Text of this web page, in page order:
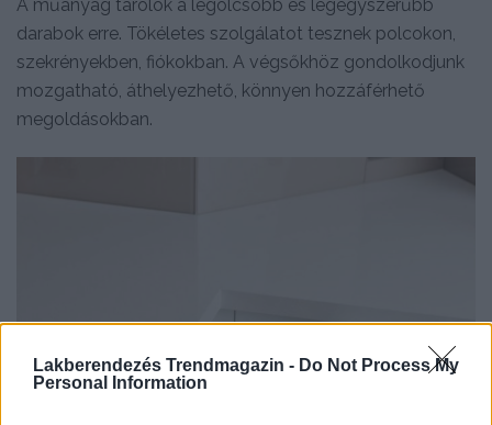
Lakberendezés Trendmagazin - Do Not Process My
Personal Information
A műanyag tárolók a legolcsóbb és legegyszerűbb
darabok erre. Tökéletes szolgálatot tesznek polcokon,
szekrényekben, fiókokban. A végsőkhöz gondolkodjunk
mozgatható, áthelyezhető, könnyen hozzáférhető
megoldásokban.